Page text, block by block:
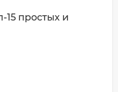
15 простых и